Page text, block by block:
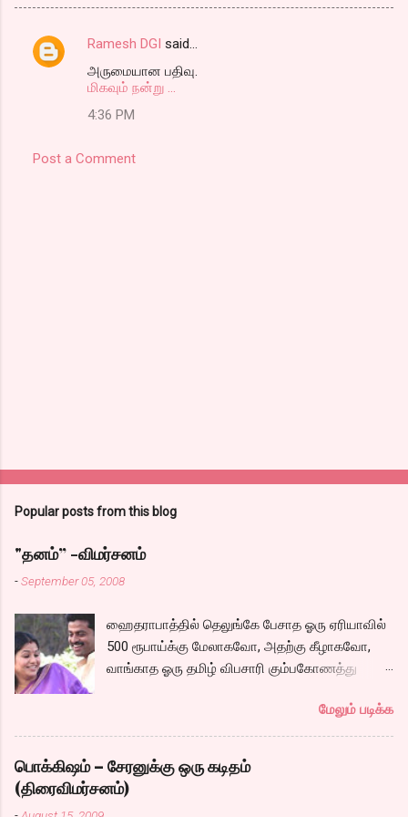
C
e
Ramesh DGI said…
அருமையான பதிவு.
மிகவும் நன்று ...
4:36 PM
Post a Comment
Popular posts from this blog
"தனம்” -விமர்சனம்
-September 05, 2008
ஹைதராபாத்தில் தெலுங்கே பேசாத ஓரு ஏரியாவில்
500 ரூபாய்க்கு மேலாகவோ, அதற்கு கீழாகவோ,
வாங்காத ஓரு தமிழ் விபசாரி கும்பகோணத்து
வாழ்கைபடுகிறாள். அவளுடய வாழ்கை எப்படி
அமைந்தது? என்ற ஓரு நல்ல லைனை , சங்கீதா
தன்னுடய இடுப்பை சுழற்றி, சுழற்றி நடப்பதை போல்
சும்மா, சுத்தி, சுத்தி குழப்பி, நம்பமுடியாத
திரைக்கதையால் சொதப்பி,சங்கீதாவை ஏதோ
மேலும் படிக்க
பொக்கிஷம் – சேரனுக்கு ஒரு கடிதம்
(திரைவிமர்சனம்)